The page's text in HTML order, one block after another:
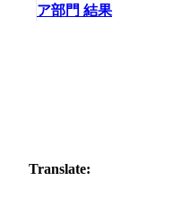
ア部門 結果
Translate: